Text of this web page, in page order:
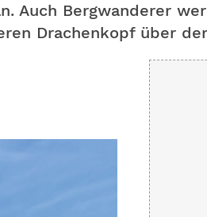
Auch Bergwanderer
Drachenkopf über